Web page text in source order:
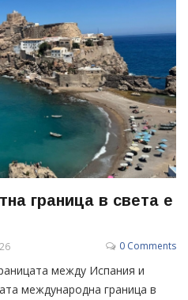
граница в света е
0 Comments
между Испания и
международна граница в